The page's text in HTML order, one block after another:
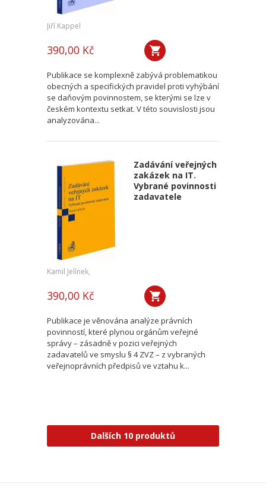
Jiří Kappel
390,00 Kč
Publikace se komplexně zabývá problematikou
obecných a specifických pravidel proti vyhýbání
se daňovým povinnostem, se kterými se lze v
českém kontextu setkat. V této souvislosti jsou
analyzována...
Zadávání veřejných
zakázek na IT.
Vybrané povinnosti
zadavatele
Kamil Jelínek,
390,00 Kč
Publikace je věnována analýze právních
povinností, které plynou orgánům veřejné
správy – zásadně v pozici veřejných
zadavatelů ve smyslu § 4 ZVZ – z vybraných
veřejnoprávních předpisů ve vztahu k...
Dalších 10 produktů